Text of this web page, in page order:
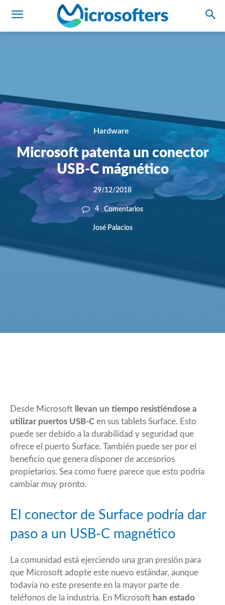
Hardware
Microsoft patenta un conector
USB-C mágnético
29/12/2018
4 Comentarios
José Palacios
Desde Microsoft
llevan un tiempo resistiéndose a
utilizar puertos USB-C en sus tablets Surface. Esto
puede ser debido a la durabilidad y seguridad que
ofrece el puerto Surface. También puede ser por el
beneficio que genera disponer de accesorios
propietarios. Sea como fuere parece que esto podría
cambiar muy pronto.
El conector de Surface podría dar
paso a un USB-C magnético
La comunidad está ejerciendo una gran presión para
que Microsoft adopte este nuevo estándar, aunque
todavía no este presente en la mayor parte de
teléfonos de la industria. En Microsoft han estado